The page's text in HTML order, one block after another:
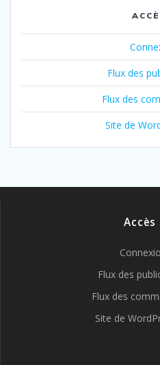
Flux des
Flux des
Site de
Accès
Flux des
Flux des
Site de